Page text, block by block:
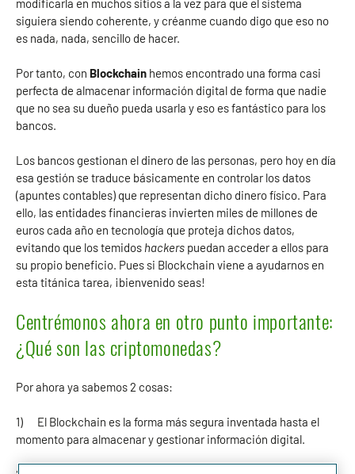
modificarla en muchos sitios a la vez para que el sistema
siguiera siendo coherente, y créanme cuando digo que eso no
es nada, nada, sencillo de hacer.
Por tanto, con Blockchain hemos encontrado una forma casi
perfecta de almacenar información digital de forma que nadie
que no sea su dueño pueda usarla y eso es fantástico para los
bancos.
Los bancos gestionan el dinero de las personas, pero hoy en día
esa gestión se traduce básicamente en controlar los datos
(apuntes contables) que representan dicho dinero físico. Para
ello, las entidades financieras invierten miles de millones de
euros cada año en tecnología que proteja dichos datos,
evitando que los temidos hackers puedan acceder a ellos para
su propio beneficio. Pues si Blockchain viene a ayudarnos en
esta titánica tarea, ¡bienvenido seas!
Centrémonos ahora en otro punto importante:
¿Qué son las criptomonedas?
Por ahora ya sabemos 2 cosas:
1) El Blockchain es la forma más segura inventada hasta el
momento para almacenar y gestionar información digital.